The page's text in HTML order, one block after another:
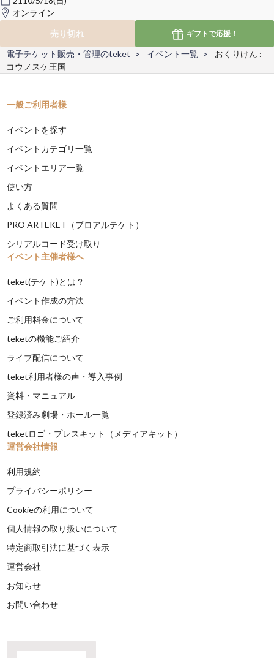
オンライン
売り切れ
ギフトで応援！
電子チケット販売・管理のteket イベント一覧
おくりけん :
コウノスケ王国
一般ご利用者様
イベントを探す
イベントカテゴリ一覧
イベントエリア一覧
使い方
よくある質問
PRO ARTEKET（プロアルテケト）
シリアルコード受け取り
イベント主催者様へ
teket(テケト)とは？
イベント作成の方法
ご利用料金について
teketの機能ご紹介
ライブ配信について
teket利用者様の声・導入事例
資料・マニュアル
登録済み劇場・ホール一覧
teketロゴ・プレスキット（メディアキット）
運営会社情報
利用規約
プライバシーポリシー
Cookieの利用について
個人情報の取り扱いについて
特定商取引法に基づく表示
運営会社
お知らせ
お問い合わせ